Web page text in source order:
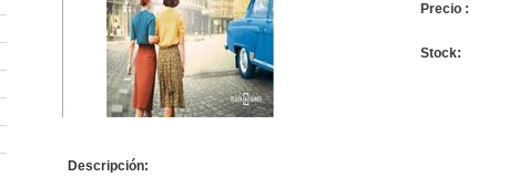
Precio :
Stock:
Descripción: